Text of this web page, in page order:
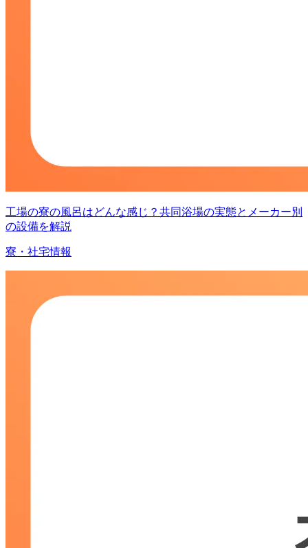
工場の寮の風呂はどんな感じ？共同浴場の実態とメーカー別
の設備を解説
寮・社宅情報